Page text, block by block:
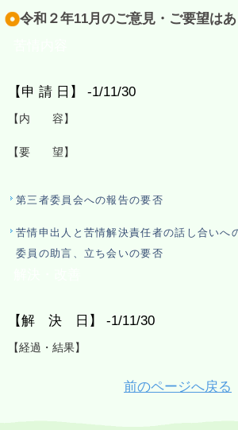
令和２年11月のご意見・ご要望はあ
【申 請 日】 -1/11/30
【内 容】
【要 望】
第三者委員会への報告の要否
苦情申出人と苦情解決責任者の話し合いへ
委員の助言、立ち会いの要否
【解 決 日】 -1/11/30
【経過・結果】
前のページへ戻る